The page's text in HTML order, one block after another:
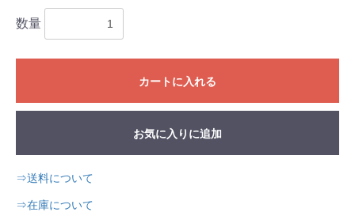
数量
カートに入れる
お気に入りに追加
⇒送料について
⇒在庫について